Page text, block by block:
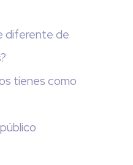
diferente de
tienes como